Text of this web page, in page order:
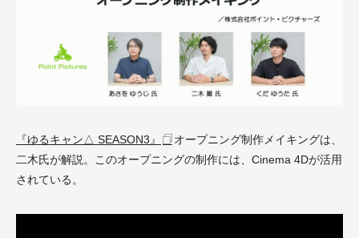
『ゆるキャン△ SEASON3』
オープニング制作メイキングは、
二木氏が解説。このオープニングの制作には、Cinema 4Dが活用
されている。